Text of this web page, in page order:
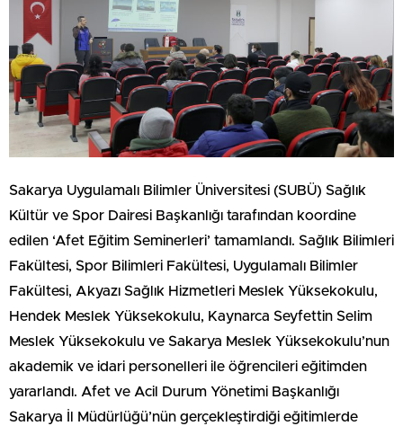
Sakarya Uygulamalı Bilimler Üniversitesi (SUBÜ) Sağlık
Kültür ve Spor Dairesi Başkanlığı tarafından koordine
edilen ‘Afet Eğitim Seminerleri’ tamamlandı. Sağlık Bilimleri
Fakültesi, Spor Bilimleri Fakültesi, Uygulamalı Bilimler
Fakültesi, Akyazı Sağlık Hizmetleri Meslek Yüksekokulu,
Hendek Meslek Yüksekokulu, Kaynarca Seyfettin Selim
Meslek Yüksekokulu ve Sakarya Meslek Yüksekokulu’nun
akademik ve idari personelleri ile öğrencileri eğitimden
yararlandı. Afet ve Acil Durum Yönetimi Başkanlığı
Sakarya İl Müdürlüğü’nün gerçekleştirdiği eğitimlerde